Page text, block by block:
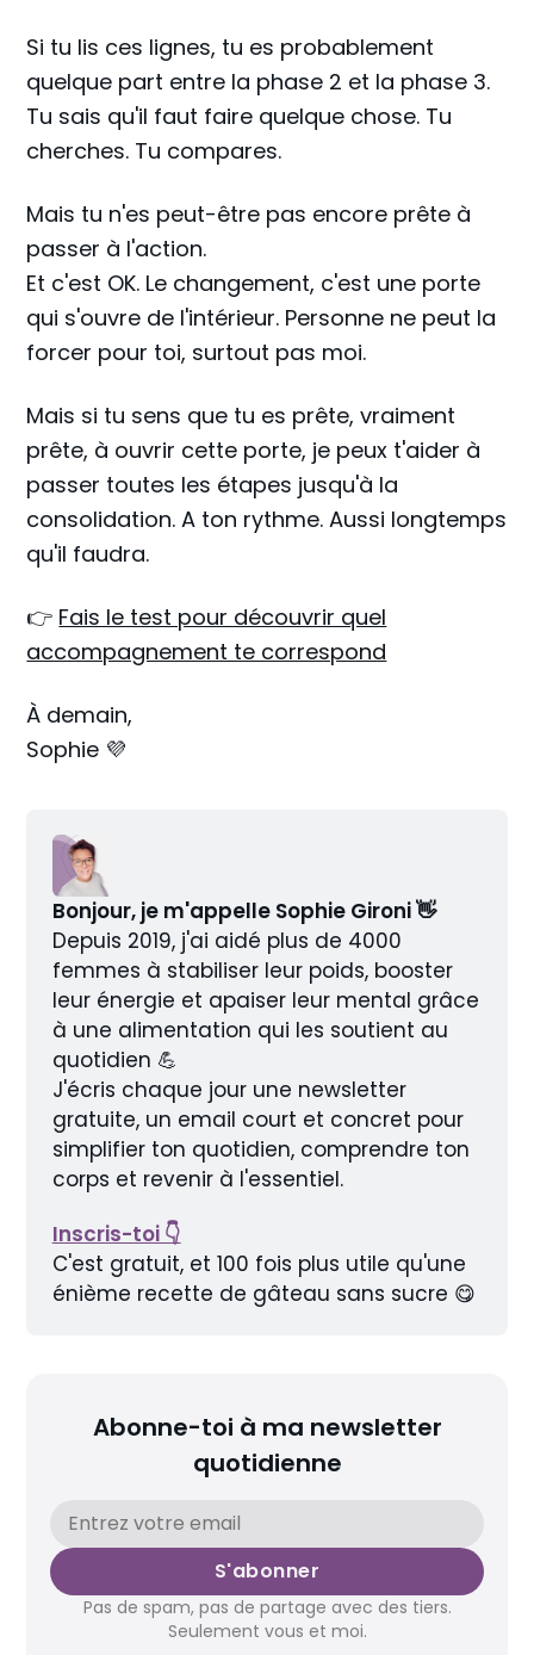
Si tu lis ces lignes, tu es probablement
quelque part entre la phase 2 et la phase 3.
Tu sais qu'il faut faire quelque chose. Tu
cherches. Tu compares.
Mais tu n'es peut-être pas encore prête à
passer à l'action.
Et c'est OK. Le changement, c'est une porte
qui s'ouvre de l'intérieur. Personne ne peut la
forcer pour toi, surtout pas moi.
Mais si tu sens que tu es prête, vraiment
prête, à ouvrir cette porte, je peux t'aider à
passer toutes les étapes jusqu'à la
consolidation. A ton rythme. Aussi longtemps
qu'il faudra.
👉 Fais le test pour découvrir quel
accompagnement te correspond
À demain,
Sophie 💜
Bonjour, je m'appelle Sophie Gironi 👋
Depuis 2019, j'ai aidé plus de 4000
femmes à stabiliser leur poids, booster
leur énergie et apaiser leur mental grâce
à une alimentation qui les soutient au
quotidien 💪
J'écris chaque jour une newsletter
gratuite, un email court et concret pour
simplifier ton quotidien, comprendre ton
corps et revenir à l'essentiel.
Inscris-toi 👇
C'est gratuit, et 100 fois plus utile qu'une
énième recette de gâteau sans sucre 😋
Abonne-toi à ma newsletter
quotidienne
S'abonner
Pas de spam, pas de partage avec des tiers.
Seulement vous et moi.